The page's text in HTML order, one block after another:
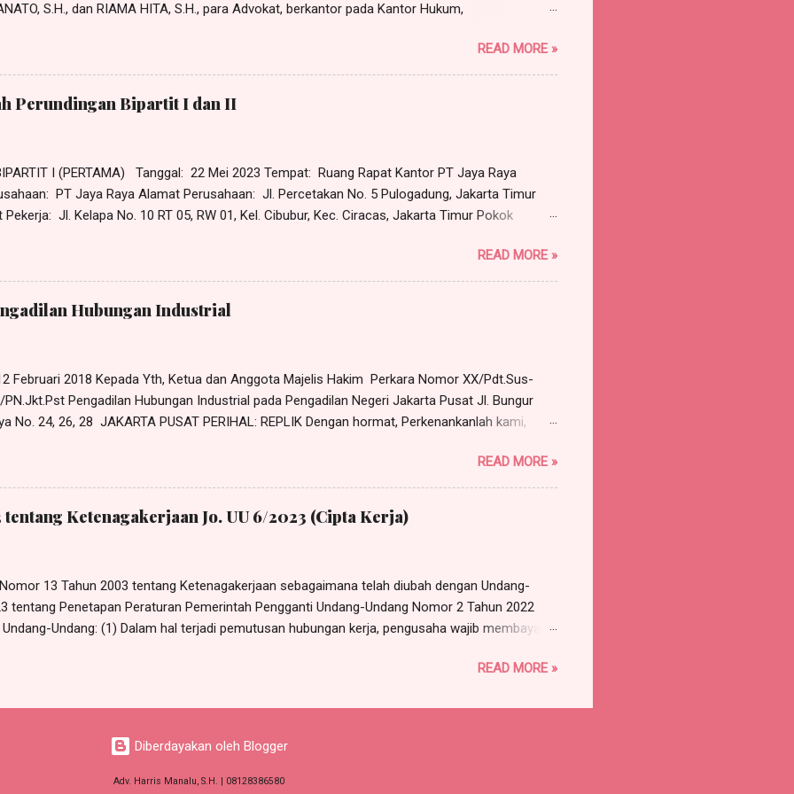
S.H., dan RIAMA HITA, S.H., para Advokat, berkantor pada Kantor Hukum,
tanggal 25 Desember 2023 dari dan karenanya sah bertindak untuk dan atas nama PT
di Jl. ______ No. __ Desa ___, Kecamatan _________, Kabupaten Bogor, dengan ini
Kasasi terhadap Memori Kasasi atas permohonan kasasi yang diajukan Liana Sari, Dkk (3
Kasasi terhadap Putusan Pengadilan Hubungan Industrial pada Pengadilan Negeri Bandung
/PN Bdg,...
READ MORE »
Perundingan Bipartit I dan II
BIPARTIT I (PERTAMA) Tanggal: 22 Mei 2023 Tempat: Ruang Rapat Kantor PT Jaya Raya
Raya Alamat Perusahaan: Jl. Percetakan No. 5 Pulogadung, Jakarta Timur
Jl. Kelapa No. 10 RT 05, RW 01, Kel. Cibubur, Kec. Ciracas, Jakarta Timur Pokok
masuk kerja, namun pada tanggal 29 Maret 2023 pekerja telah mengajukan surat ijin tidak
Maret 2023 kepada atasan langsung pekerja, yaitu Pak Gunawan, dan disetujui. Pekerja minta
ke rumah sakit operasi benjolan di lehernya. Lagi pula PHK yang dilakukan perusahaan
READ MORE »
Hubungan Industrial
Februari 2018 Kepada Yth, Ketua dan Anggota Majelis Hakim Perkara Nomor XX/Pdt.Sus-
Pengadilan Hubungan Industrial pada Pengadilan Negeri Jakarta Pusat Jl. Bungur
No. 24, 26, 28 JAKARTA PUSAT PERIHAL: REPLIK Dengan hormat, Perkenankanlah kami,
di Jl. Masjid Al-Akbar Bunder I No. 119A Munjul, Cipayung, Jakarta Timur, HP/WA: 0812-8386-
harrismanalu3@gmail.com, berdasarkan Surat Kuasa Khusus tanggal 10 Januari 2018,
untuk dan atas nama SULASTRI sebagai Penggugat dalam perkara Nomor XX/Pdt.Sus-
dengan ini mengajukan REPLIK, sebagai berikut: DALAM EKSEPSI Bahwa eksepsi
READ MORE »
tentang Ketenagakerjaan Jo. UU 6/2023 (Cipta Kerja)
13 Tahun 2003 tentang Ketenagakerjaan sebagaimana telah diubah dengan Undang-
tentang Penetapan Peraturan Pemerintah Pengganti Undang-Undang Nomor 2 Tahun 2022
Undang: (1) Dalam hal terjadi pemutusan hubungan kerja, pengusaha wajib membayar
pada ayat (1) diberikan dengan ketentuan sebagai berikut: a. masa kerja kurang dari 1
atau lebih tetapi kurang dari 3 (tiga) tahun, 3 (tiga) bulan upah; d. masa kerja 3 (tiga)
dari 4 (empat) tahun, 4 (empat) bulan upah; e. masa kerja 4 (empat) tahun atau lebih tetapi
READ MORE »
Diberdayakan oleh Blogger
Adv. Harris Manalu, S.H. | 08128386580